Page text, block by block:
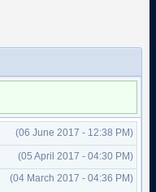
(06 June 2017 - 12:38 PM)
(05 April 2017 - 04:30 PM)
(04 March 2017 - 04:36 PM)